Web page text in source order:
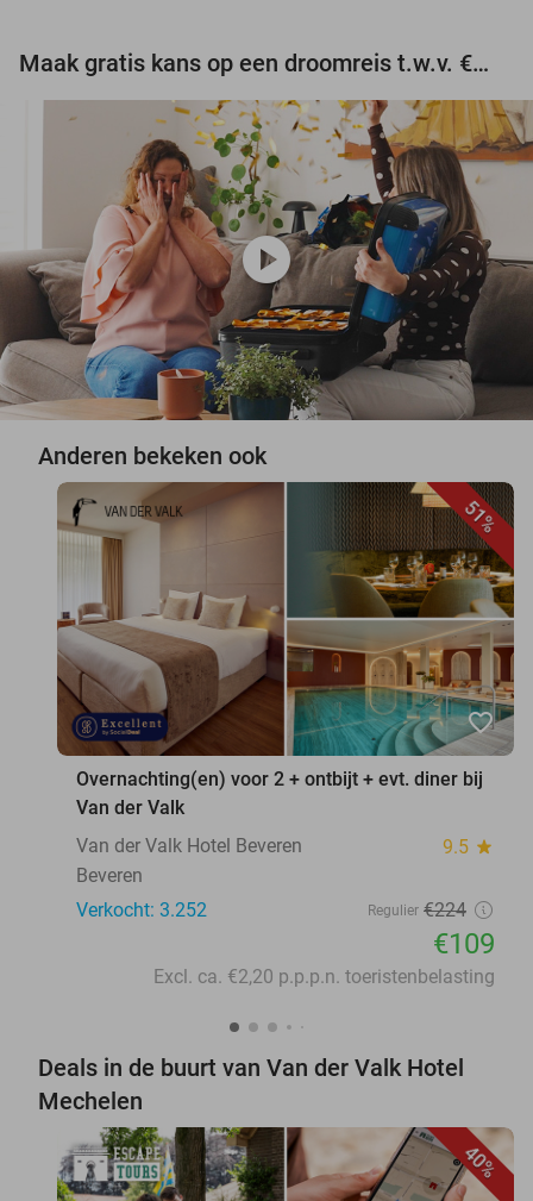
Maak gratis kans op een droomreis t.w.v. €3.000!
play_circle
Anderen bekeken ook
51%
favorite_border
Overnachting(en) voor 2 + ontbijt + evt. diner bij
Van der Valk
Van der Valk Hotel Beveren
9.5 star
Beveren
Verkocht: 3.252
Regulier €224
€109
Excl. ca. €2,20 p.p.p.n. toeristenbelasting
Deals in de buurt van Van der Valk Hotel
Mechelen
40%